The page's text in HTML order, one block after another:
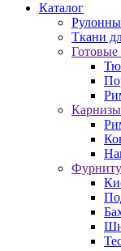
Каталог
Ткани
Карнизы